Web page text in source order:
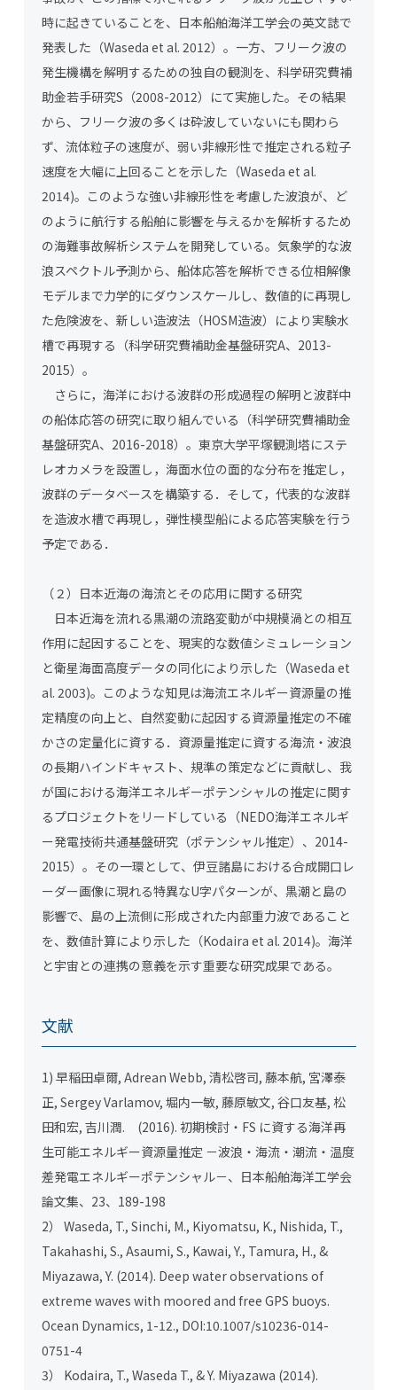
時に起きていることを、日本船舶海洋工学会の英文誌で
発表した（Waseda et al. 2012）。一方、フリーク波の
発生機構を解明するための独自の観測を、科学研究費補
助金若手研究S（2008-2012）にて実施した。その結果
から、フリーク波の多くは砕波していないにも関わら
ず、流体粒子の速度が、弱い非線形性で推定される粒子
速度を大幅に上回ることを示した（Waseda et al.
2014)。このような強い非線形性を考慮した波浪が、ど
のように航行する船舶に影響を与えるかを解析するため
の海難事故解析システムを開発している。気象学的な波
浪スペクトル予測から、船体応答を解析できる位相解像
モデルまで力学的にダウンスケールし、数値的に再現し
た危険波を、新しい造波法（HOSM造波）により実験水
槽で再現する（科学研究費補助金基盤研究A、2013-
2015）。
さらに，海洋における波群の形成過程の解明と波群中
の船体応答の研究に取り組んでいる（科学研究費補助金
基盤研究A、2016-2018）。東京大学平塚観測塔にステ
レオカメラを設置し，海面水位の面的な分布を推定し，
波群のデータベースを構築する．そして，代表的な波群
を造波水槽で再現し，弾性模型船による応答実験を行う
予定である．
（２）日本近海の海流とその応用に関する研究
日本近海を流れる黒潮の流路変動が中規模渦との相互
作用に起因することを、現実的な数値シミュレーション
と衛星海面高度データの同化により示した（Waseda et
al. 2003)。このような知見は海流エネルギー資源量の推
定精度の向上と、自然変動に起因する資源量推定の不確
かさの定量化に資する．資源量推定に資する海流・波浪
の長期ハインドキャスト、規準の策定などに貢献し、我
が国における海洋エネルギーポテンシャルの推定に関す
るプロジェクトをリードしている（NEDO海洋エネルギ
ー発電技術共通基盤研究（ポテンシャル推定）、2014-
2015）。その一環として、伊豆諸島における合成開口レ
ーダー画像に現れる特異なU字パターンが、黒潮と島の
影響で、島の上流側に形成された内部重力波であること
を、数値計算により示した（Kodaira et al. 2014)。海洋
と宇宙との連携の意義を示す重要な研究成果である。
文献
1) 早稲田卓爾, Adrean Webb, 清松啓司, 藤本航, 宮澤泰
正, Sergey Varlamov, 堀内一敏, 藤原敏文, 谷口友基, 松
田和宏, 吉川潤. (2016). 初期検討・FS に資する海洋再
生可能エネルギー資源量推定 －波浪・海流・潮流・温度
差発電エネルギーポテンシャル－、日本船舶海洋工学会
論文集、23、189-198
2） Waseda, T., Sinchi, M., Kiyomatsu, K., Nishida, T.,
Takahashi, S., Asaumi, S., Kawai, Y., Tamura, H., &
Miyazawa, Y. (2014). Deep water observations of
extreme waves with moored and free GPS buoys.
Ocean Dynamics, 1-12., DOI:10.1007/s10236-014-
0751-4
3） Kodaira, T., Waseda T., & Y. Miyazawa (2014).